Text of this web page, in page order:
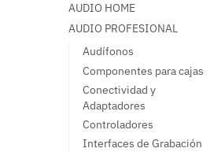
AUDIO HOME
AUDIO PROFESIONAL
Audífonos
Componentes para cajas
Conectividad y
Adaptadores
Controladores
Interfaces de Grabación